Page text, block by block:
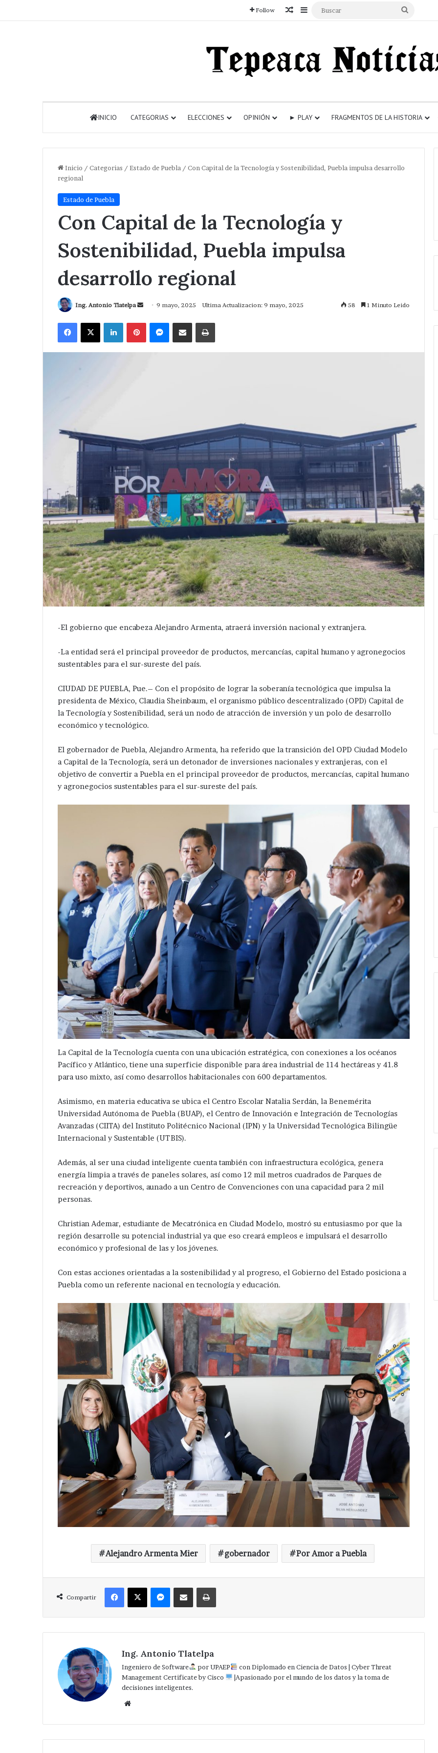
Follow Articulo aleatorio
Sidebar
INICIO CATEGORIAS ELECCIONES OPINIÓN ► PLAY FRAGMENTOS DE LA HISTORIA
Inicio / Categorias / Estado de Puebla / Con Capital de la Tecnología y Sostenibilidad, Puebla impulsa desarrollo
regional
Estado de Puebla
Con Capital de la Tecnología y
Sostenibilidad, Puebla impulsa
desarrollo regional
Ing. Antonio Tlatelpa
Send
email
9 mayo, 2025 Ultima Actualizacion: 9 mayo, 2025 58 1 Minuto Leido
Facebook
X LinkedInPinterestMessengerCompartir via CorreoImprimir
-El gobierno que encabeza Alejandro Armenta, atraerá inversión nacional y extranjera.
-La entidad será el principal proveedor de productos, mercancías, capital humano y agronegocios
sustentables para el sur-sureste del país.
CIUDAD DE PUEBLA, Pue.– Con el propósito de lograr la soberanía tecnológica que impulsa la
presidenta de México, Claudia Sheinbaum, el organismo público descentralizado (OPD) Capital de
la Tecnología y Sostenibilidad, será un nodo de atracción de inversión y un polo de desarrollo
económico y tecnológico.
El gobernador de Puebla, Alejandro Armenta, ha referido que la transición del OPD Ciudad Modelo
a Capital de la Tecnología, será un detonador de inversiones nacionales y extranjeras, con el
objetivo de convertir a Puebla en el principal proveedor de productos, mercancías, capital humano
y agronegocios sustentables para el sur-sureste del país.
La Capital de la Tecnología cuenta con una ubicación estratégica, con conexiones a los océanos
Pacífico y Atlántico, tiene una superficie disponible para área industrial de 114 hectáreas y 41.8
para uso mixto, así como desarrollos habitacionales con 600 departamentos.
Asimismo, en materia educativa se ubica el Centro Escolar Natalia Serdán, la Benemérita
Universidad Autónoma de Puebla (BUAP), el Centro de Innovación e Integración de Tecnologías
Avanzadas (CIITA) del Instituto Politécnico Nacional (IPN) y la Universidad Tecnológica Bilingüe
Internacional y Sustentable (UTBIS).
Además, al ser una ciudad inteligente cuenta también con infraestructura ecológica, genera
energía limpia a través de paneles solares, así como 12 mil metros cuadrados de Parques de
recreación y deportivos, aunado a un Centro de Convenciones con una capacidad para 2 mil
personas.
Christian Ademar, estudiante de Mecatrónica en Ciudad Modelo, mostró su entusiasmo por que la
región desarrolle su potencial industrial ya que eso creará empleos e impulsará el desarrollo
económico y profesional de las y los jóvenes.
Con estas acciones orientadas a la sostenibilidad y al progreso, el Gobierno del Estado posiciona a
Puebla como un referente nacional en tecnología y educación.
Alejandro Armenta Mier gobernador Por Amor a Puebla
Compartir
Facebook
X MessengerCompartir via CorreoImprimir
Ing. Antonio Tlatelpa
Ingeniero de Software por UPAEP
con Diplomado en Ciencia de Datos | Cyber Threat
Management Certificate by Cisco
|Apasionado por el mundo de los datos y la toma de
decisiones inteligentes.
Detienen a tres en acatzingo
zona arqueológica.
Pone
en
marcha
Romero
un
kilómetro
ampliación
Red
eléctrica
en
Purificación
Pone en marcha Velazquez
Romero un kilómetro de
Candelaria Purificación .
Van
por
más
en
Guadalupe
Calderón
pone
marcha
Velázquez
de
Eléctrica.
Hace 1 día
Van por más servicios en
Guadalupe Calderón ; pone en
ampliación de Red Eléctrica.